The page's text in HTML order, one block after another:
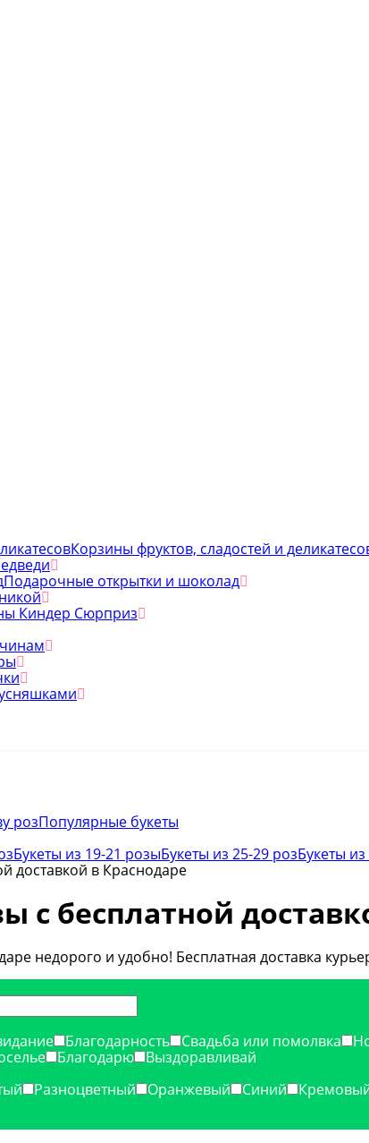
Корзины фруктов, сладостей и
Подарочные открытки и шоколад
Киндер Сюрприз
розПопулярные букеты
Букеты из 19-21 розыБукеты из 25-29 розБукеты
доставкой в Краснодаре
с бесплатной
недорого и удобно! Бесплатная доставка
Благодарность Свадьба или помолвка
Благодарю
Выздоравливай
Разноцветный Оранжевый Синий